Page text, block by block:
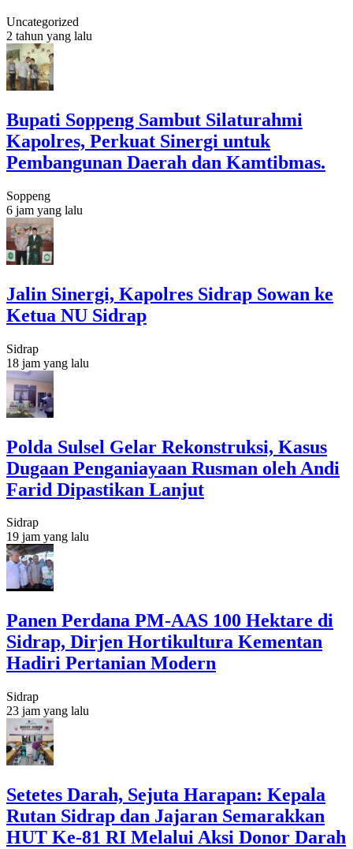
Uncategorized
2 tahun yang lalu
Bupati Soppeng Sambut Silaturahmi
Kapolres, Perkuat Sinergi untuk
Pembangunan Daerah dan Kamtibmas.
Soppeng
6 jam yang lalu
Jalin Sinergi, Kapolres Sidrap Sowan ke
Ketua NU Sidrap
Sidrap
18 jam yang lalu
Polda Sulsel Gelar Rekonstruksi, Kasus
Dugaan Penganiayaan Rusman oleh Andi
Farid Dipastikan Lanjut
Sidrap
19 jam yang lalu
Panen Perdana PM-AAS 100 Hektare di
Sidrap, Dirjen Hortikultura Kementan
Hadiri Pertanian Modern
Sidrap
23 jam yang lalu
Setetes Darah, Sejuta Harapan: Kepala
Rutan Sidrap dan Jajaran Semarakkan
HUT Ke-81 RI Melalui Aksi Donor Darah